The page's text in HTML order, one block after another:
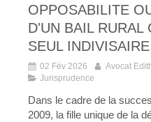
OPPOSABILITE
D'UN BAIL RURAL
SEUL
02 Fév 2026
Avocat
Jurisprudence
Dans le cadre de la
2009, la fille unique de la